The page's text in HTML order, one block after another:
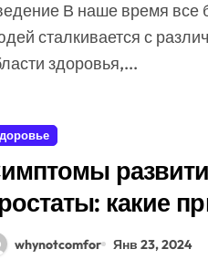
сталкивается с
здоровья,...
какие
внимание
whynotcomfor Янв 23, 2024